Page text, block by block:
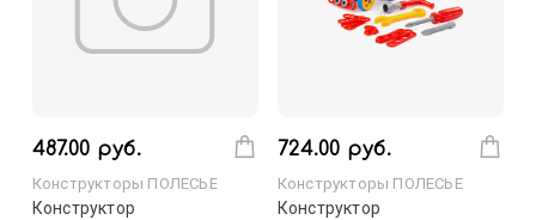
487.00 руб.
Конструкторы ПОЛЕСЬЕ
Конструктор
724.00 руб.
Конструкторы ПОЛЕСЬЕ
Конструктор